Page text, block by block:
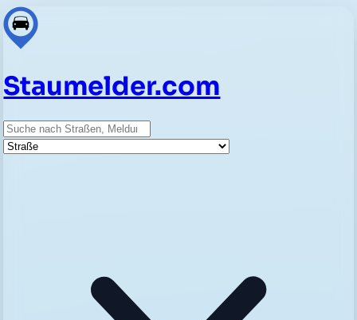
Staumelder.com
Suche
Straße